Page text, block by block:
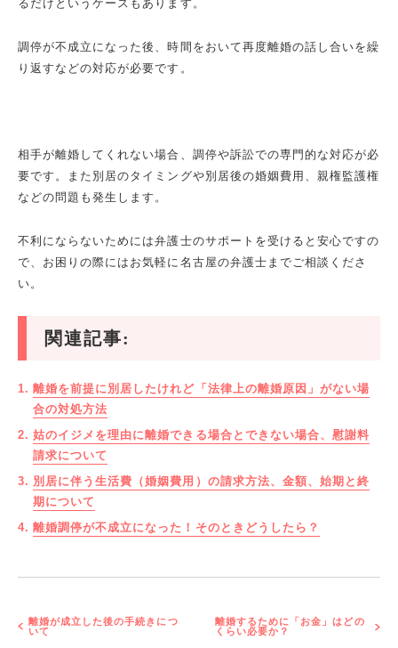
るだけというケースもあります。
調停が不成立になった後、時間をおいて再度離婚の話し合いを繰
り返すなどの対応が必要です。
相手が離婚してくれない場合、調停や訴訟での専門的な対応が必
要です。また別居のタイミングや別居後の婚姻費用、親権監護権
などの問題も発生します。
不利にならないためには弁護士のサポートを受けると安心ですの
で、お困りの際にはお気軽に名古屋の弁護士までご相談くださ
い。
関連記事:
離婚を前提に別居したけれど「法律上の離婚原因」がない場
合の対処方法
姑のイジメを理由に離婚できる場合とできない場合、慰謝料
請求について
別居に伴う生活費（婚姻費用）の請求方法、金額、始期と終
期について
離婚調停が不成立になった！そのときどうしたら？
離婚が成立した後の手続きにつ
いて
離婚するために「お金」はどの
くらい必要か？